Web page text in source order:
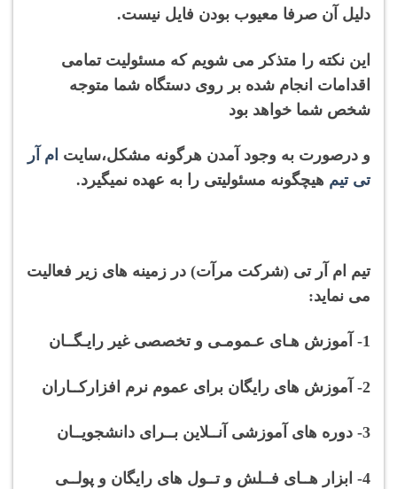
دلیل آن صرفا معیوب بودن فایل نیست.
این نکته را متذکر می شویم که مسئولیت تمامی
اقدامات انجام شده بر روی دستگاه شما متوجه
شخص شما خواهد بود
و درصورت به وجود آمدن هرگونه مشکل،سایت ام آر
تی تیم هیچگونه مسئولیتی را به عهده نمیگیرد.
تیم ام آر تی (شرکت مرآت) در زمینه های زیر فعالیت
می نماید:
1- آموزش هـای عـمومـی و تخصصی غیر رایـگــان
2- آموزش های رایگان برای عموم نرم افزارکــاران
3- دوره های آموزشی آنــلاین بــرای دانشجویــان
4- ابزار هــای فــلش و تــول های رایگان و پولــی